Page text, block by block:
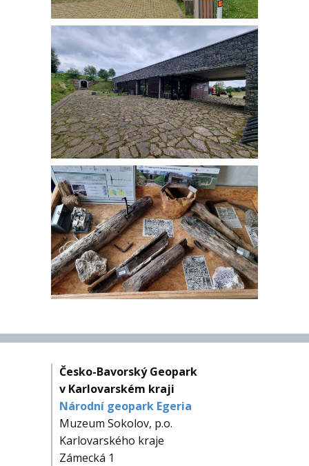
Česko-Bavorský Geopark
v Karlovarském kraji
Národní geopark Egeria
Muzeum Sokolov, p.o.
Karlovarského kraje
Zámecká 1